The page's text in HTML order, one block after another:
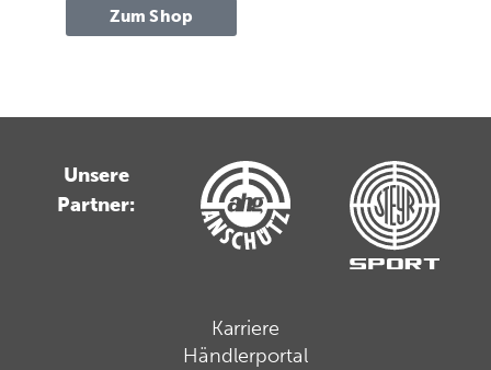
Zum Shop
Unsere
Partner:
Karriere
Händlerportal